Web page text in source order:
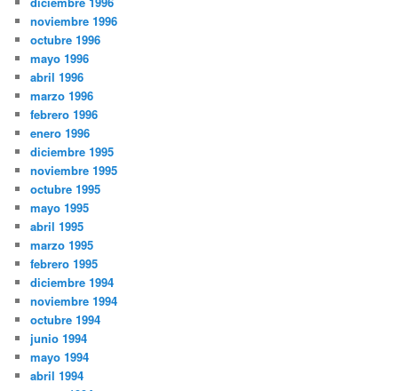
noviembre 1996
octubre 1996
mayo 1996
abril 1996
marzo 1996
febrero 1996
enero 1996
diciembre 1995
noviembre 1995
octubre 1995
mayo 1995
abril 1995
marzo 1995
febrero 1995
diciembre 1994
noviembre 1994
octubre 1994
junio 1994
mayo 1994
abril 1994